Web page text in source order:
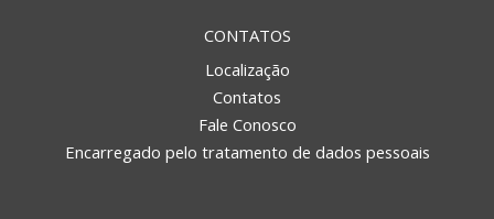
CONTATOS
Localização
Contatos
Fale Conosco
Encarregado pelo tratamento de dados pessoais